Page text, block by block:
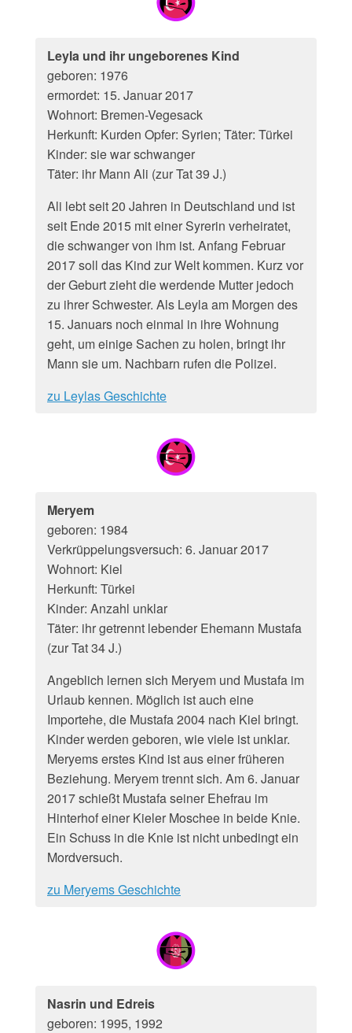
Leyla und ihr ungeborenes Kind
geboren: 1976
ermordet: 15. Januar 2017
Wohnort: Bremen-Vegesack
Herkunft: Kurden Opfer: Syrien; Täter: Türkei
Kinder: sie war schwanger
Täter: ihr Mann Ali (zur Tat 39 J.)
Ali lebt seit 20 Jahren in Deutschland und ist
seit Ende 2015 mit einer Syrerin verheiratet,
die schwanger von ihm ist. Anfang Februar
2017 soll das Kind zur Welt kommen. Kurz vor
der Geburt zieht die werdende Mutter jedoch
zu ihrer Schwester. Als Leyla am Morgen des
15. Januars noch einmal in ihre Wohnung
geht, um einige Sachen zu holen, bringt ihr
Mann sie um. Nachbarn rufen die Polizei.
zu Leylas Geschichte
Meryem
geboren: 1984
Verkrüppelungsversuch: 6. Januar 2017
Wohnort: Kiel
Herkunft: Türkei
Kinder: Anzahl unklar
Täter: ihr getrennt lebender Ehemann Mustafa
(zur Tat 34 J.)
Angeblich lernen sich Meryem und Mustafa im
Urlaub kennen. Möglich ist auch eine
Importehe, die Mustafa 2004 nach Kiel bringt.
Kinder werden geboren, wie viele ist unklar.
Meryems erstes Kind ist aus einer früheren
Beziehung. Meryem trennt sich. Am 6. Januar
2017 schießt Mustafa seiner Ehefrau im
Hinterhof einer Kieler Moschee in beide Knie.
Ein Schuss in die Knie ist nicht unbedingt ein
Mordversuch.
zu Meryems Geschichte
Nasrin und Edreis
geboren: 1995, 1992